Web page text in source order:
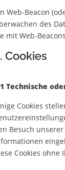
Web-Beacon
des
mit Web-
Cookies
Technische
Cookies
Besuch
Cookies ohne